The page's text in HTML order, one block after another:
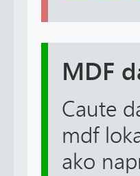
MDF
Caute
mdf
ako